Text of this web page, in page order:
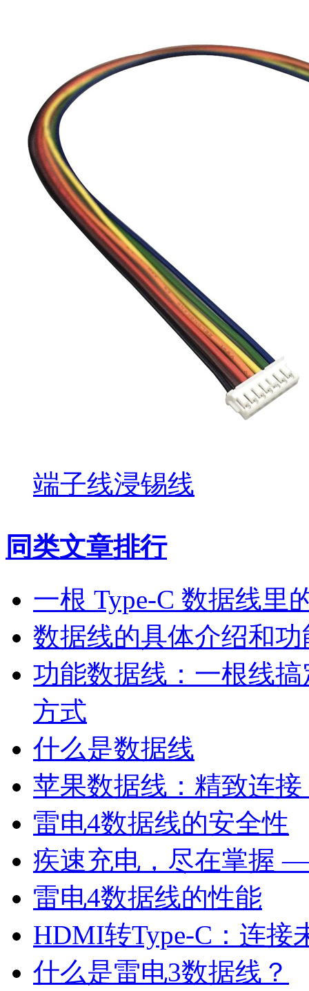
端子线浸锡线
同类文章排行
一根 Type-C 数据线里
数据线的具体介绍和功
功能数据线：一根线
方式
什么是数据线
苹果数据线：精致连
雷电4数据线的安全性
疾速充电，尽在掌握
雷电4数据线的性能
HDMI转Type-C：连接
什么是雷电3数据线？